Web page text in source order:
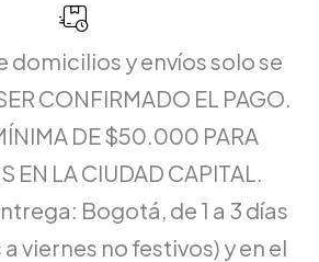
domicilios y envíos solo se
CONFIRMADO EL PAGO.
DE $50.000 PARA
EN LA CIUDAD CAPITAL.
Bogotá, de 1 a 3 días
viernes no festivos) y en el